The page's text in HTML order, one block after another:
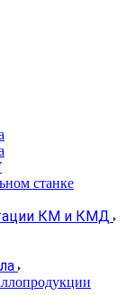
станке
КМ и КМД